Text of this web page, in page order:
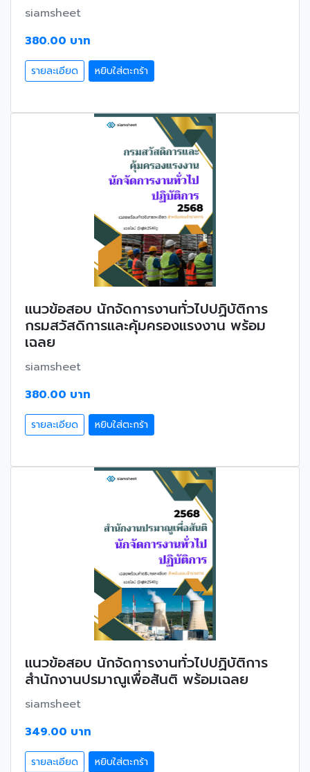
siamsheet
380.00 บาท
รายละเอียด หยิบใส่ตะกร้า
แนวข้อสอบ นักจัดการงานทั่วไปปฏิบัติการ
กรมสวัสดิการและคุ้มครองแรงงาน พร้อม
เฉลย
siamsheet
380.00 บาท
รายละเอียด หยิบใส่ตะกร้า
แนวข้อสอบ นักจัดการงานทั่วไปปฏิบัติการ
สำนักงานปรมาณูเพื่อสันติ พร้อมเฉลย
siamsheet
349.00 บาท
รายละเอียด หยิบใส่ตะกร้า